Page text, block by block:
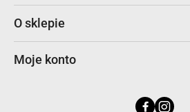
O sklepie
Moje konto